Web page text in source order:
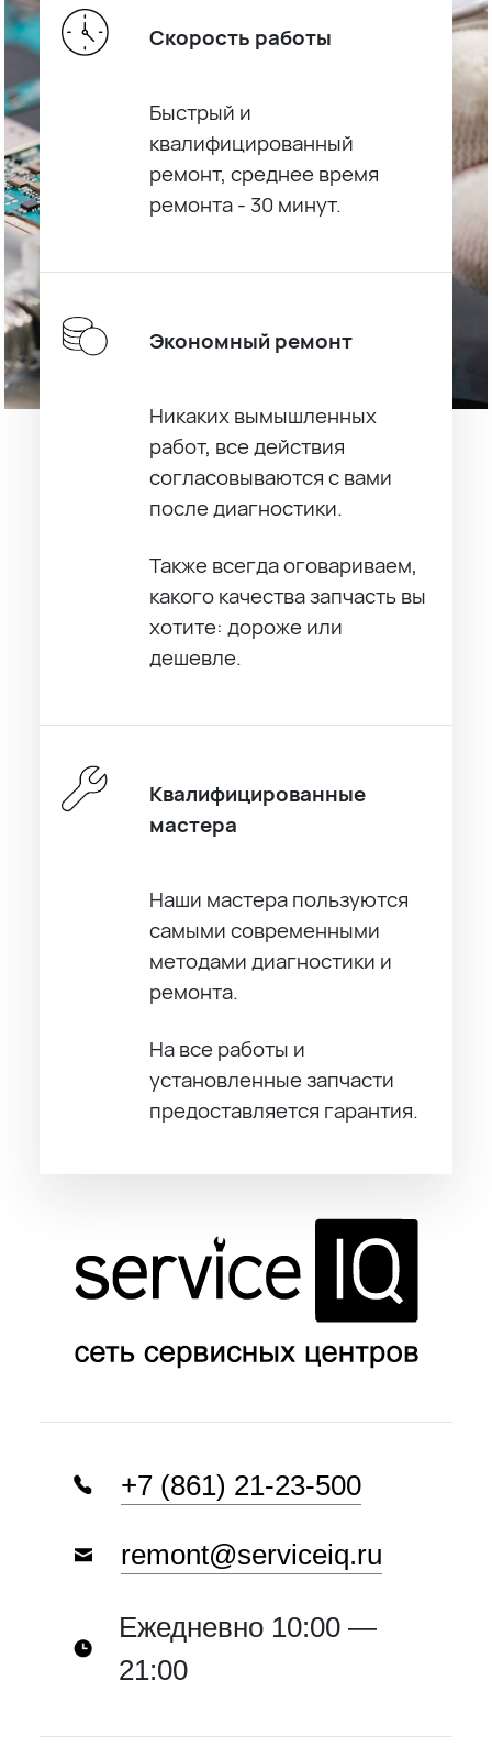
Скорость работы
Быстрый и
квалифицированный
ремонт, среднее время
ремонта - 30 минут.
Экономный ремонт
Никаких вымышленных
работ, все действия
согласовываются с вами
после диагностики.
Также всегда оговариваем,
какого качества запчасть вы
хотите: дороже или
дешевле.
Квалифицированные
мастера
Наши мастера пользуются
самыми современными
методами диагностики и
ремонта.
На все работы и
установленные запчасти
предоставляется гарантия.
+7 (861) 21-23-500
remont@serviceiq.ru
Ежедневно 10:00 —
21:00